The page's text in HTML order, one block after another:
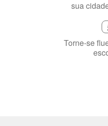
Torne-se